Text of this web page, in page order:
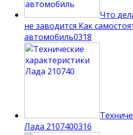
Что
не заводится Как
автомобиль0318
Лада 2107400316